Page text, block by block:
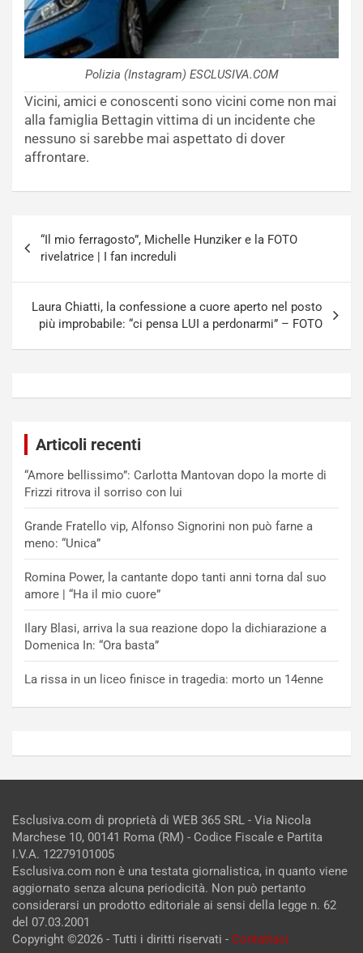
Polizia (Instagram) ESCLUSIVA.COM
Vicini, amici e conoscenti sono vicini come non mai
alla famiglia Bettagin vittima di un incidente che
nessuno si sarebbe mai aspettato di dover
affrontare.
articoli
“Il mio ferragosto”, Michelle Hunziker e la FOTO
rivelatrice | I fan increduli
Laura Chiatti, la confessione a cuore aperto nel posto
più improbabile: “ci pensa LUI a perdonarmi” – FOTO
Articoli recenti
“Amore bellissimo”: Carlotta Mantovan dopo la morte di
Frizzi ritrova il sorriso con lui
Grande Fratello vip, Alfonso Signorini non può farne a
meno: “Unica”
Romina Power, la cantante dopo tanti anni torna dal suo
amore | “Ha il mio cuore”
Ilary Blasi, arriva la sua reazione dopo la dichiarazione a
Domenica In: “Ora basta”
La rissa in un liceo finisce in tragedia: morto un 14enne
Esclusiva.com di proprietà di WEB 365 SRL - Via Nicola
Marchese 10, 00141 Roma (RM) - Codice Fiscale e Partita
I.V.A. 12279101005
Esclusiva.com non è una testata giornalistica, in quanto viene
aggiornato senza alcuna periodicità. Non può pertanto
considerarsi un prodotto editoriale ai sensi della legge n. 62
del 07.03.2001
Copyright ©2026 - Tutti i diritti riservati - Contattaci